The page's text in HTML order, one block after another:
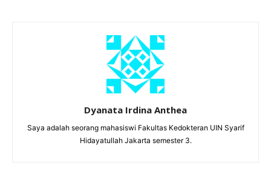
Dyanata Irdina Anthea
Saya adalah seorang mahasiswi Fakultas Kedokteran UIN Syarif
Hidayatullah Jakarta semester 3.